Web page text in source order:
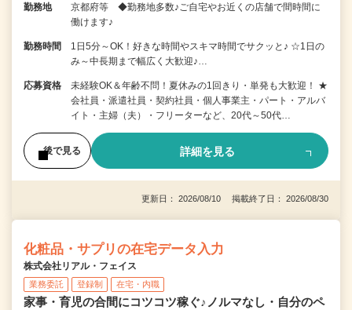
勤務地
京都府等 ◆勤務地多数♪ご自宅やお近くの店舗で間時間に
働けます♪
勤務時間
1日5分～OK！好きな時間やスキマ時間でサクッと♪ ☆1日の
み～中長期まで幅広く大歓迎♪…
応募資格
未経験OK＆年齢不問！夏休みの1回きり・単発も大歓迎！ ★
会社員・派遣社員・契約社員・個人事業主・パート・アルバ
イト・主婦（夫）・フリーターなど、20代～50代…
後で見る 詳細を見る
更新日： 2026/08/10 掲載終了日： 2026/08/30
化粧品・サプリの在宅データ入力
株式会社リアル・フェイス
業務委託 登録制 在宅・内職
家事・育児の合間にコツコツ稼ぐ♪ノルマなし・自分のペ